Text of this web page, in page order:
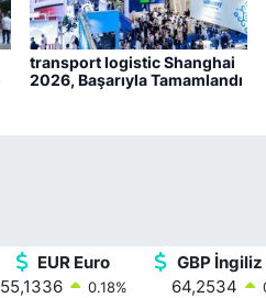
transport logistic Shanghai
2026, Başarıyla Tamamlandı
EUR Euro
55,1336
0.18%
GBP
64,2534